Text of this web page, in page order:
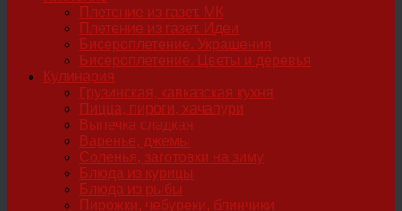
Плетение из газет. МК
Плетение из газет. Идеи
Бисероплетение. Украшения
Бисероплетение. Цветы и деревья
Кулинария
Грузинская, кавказская кухня
Пицца, пироги, хачапури
Выпечка сладкая
Варенье, джемы
Соленья, заготовки на зиму
Блюда из курицы
Блюда из рыбы
Пирожки, чебуреки, блинчики